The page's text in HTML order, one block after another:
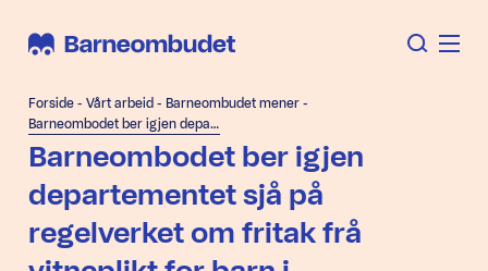
Forside - Vårt arbeid - Barneombudet mener -
Barneombodet ber igjen departementet sjå på regelverket om fritak frå vitneplikt for barn i straffesaker
Barneombodet ber igjen
departementet sjå på
regelverket om fritak frå